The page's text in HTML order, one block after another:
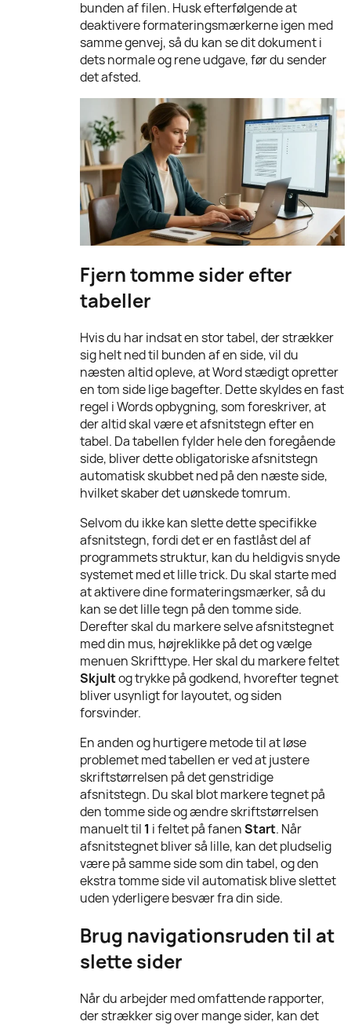
bunden af filen. Husk efterfølgende at
deaktivere formateringsmærkerne igen med
samme genvej, så du kan se dit dokument i
dets normale og rene udgave, før du sender
det afsted.
Fjern tomme sider efter
tabeller
Hvis du har indsat en stor tabel, der strækker
sig helt ned til bunden af en side, vil du
næsten altid opleve, at Word stædigt opretter
en tom side lige bagefter. Dette skyldes en fast
regel i Words opbygning, som foreskriver, at
der altid skal være et afsnitstegn efter en
tabel. Da tabellen fylder hele den foregående
side, bliver dette obligatoriske afsnitstegn
automatisk skubbet ned på den næste side,
hvilket skaber det uønskede tomrum.
Selvom du ikke kan slette dette specifikke
afsnitstegn, fordi det er en fastlåst del af
programmets struktur, kan du heldigvis snyde
systemet med et lille trick. Du skal starte med
at aktivere dine formateringsmærker, så du
kan se det lille tegn på den tomme side.
Derefter skal du markere selve afsnitstegnet
med din mus, højreklikke på det og vælge
menuen Skrifttype. Her skal du markere feltet
Skjultog trykke på godkend, hvorefter tegnet
bliver usynligt for layoutet, og siden
forsvinder.
En anden og hurtigere metode til at løse
problemet med tabellen er ved at justere
skriftstørrelsen på det genstridige
afsnitstegn. Du skal blot markere tegnet på
den tomme side og ændre skriftstørrelsen
manuelt til 1 i feltet på fanenStart. Når
afsnitstegnet bliver så lille, kan det pludselig
være på samme side som din tabel, og den
ekstra tomme side vil automatisk blive slettet
uden yderligere besvær fra din side.
Brug navigationsruden til at
slette sider
Når du arbejder med omfattende rapporter,
der strækker sig over mange sider, kan det